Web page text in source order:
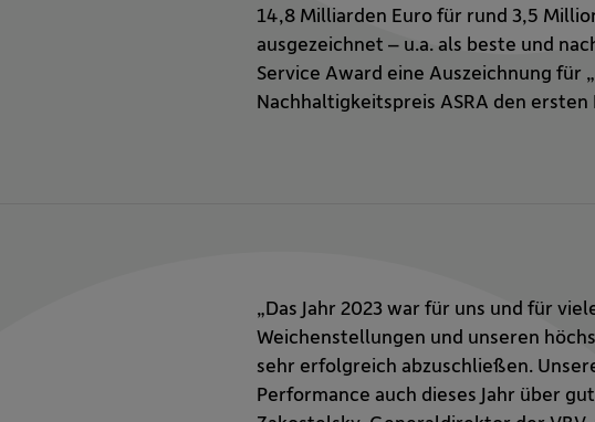
14,8 Milliarden Euro für rund 3,5
ausgezeichnet – u.a. als beste und
Service Award eine Auszeichnung
Nachhaltigkeitspreis ASRA den
„Das Jahr 2023 war für uns und für
Weichenstellungen und unseren
sehr erfolgreich abzuschließen.
Performance auch dieses Jahr über